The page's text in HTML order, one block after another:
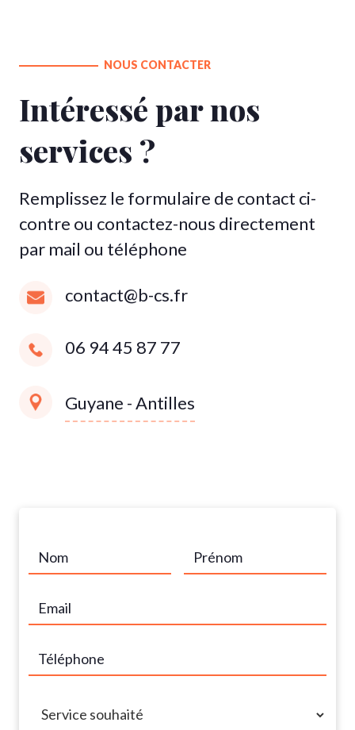
NOUS CONTACTER
Intéressé par nos
services ?
Remplissez le formulaire de contact ci-
contre ou contactez-nous directement
par mail ou téléphone
contact@b-cs.fr
06 94 45 87 77
Guyane - Antilles